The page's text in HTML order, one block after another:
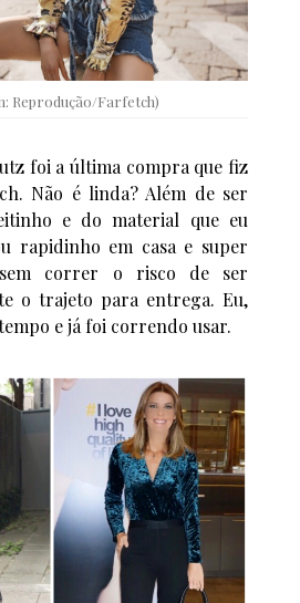
Reprodução/Farfetch)
foi a última compra que fiz
Não é linda? Além de ser
e do material que eu
rapidinho em casa e super
sem correr o risco de ser
o trajeto para entrega. Eu,
e já foi correndo usar.